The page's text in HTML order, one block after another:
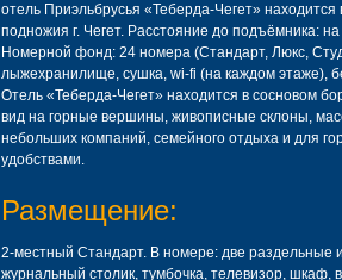
отель Приэльбрусья «Теберда-Чегет» находится
подножия г. Чегет. Расстояние до подъёмника:
Номерной фонд: 24 номера (Стандарт, Люкс,
лыжехранилище, сушка, wi-fi (на каждом этаже),
Отель «Теберда-Чегет» находится в сосновом
вид на горные вершины, живописные склоны,
небольших компаний, семейного отдыха и для
удобствами.
Размещение:
2-местный Стандарт. В номере: две раздельные
журнальный столик, тумбочка, телевизор,